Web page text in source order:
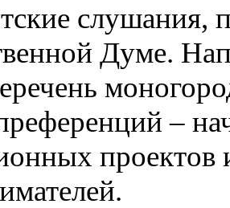
слушания,
Думе.
–
проектов